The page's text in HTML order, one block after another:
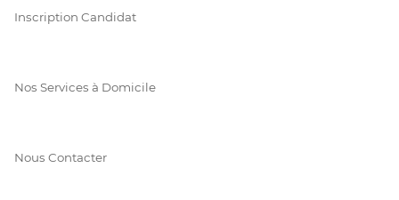
Inscription Candidat
Nos Services à Domicile
Nous Contacter